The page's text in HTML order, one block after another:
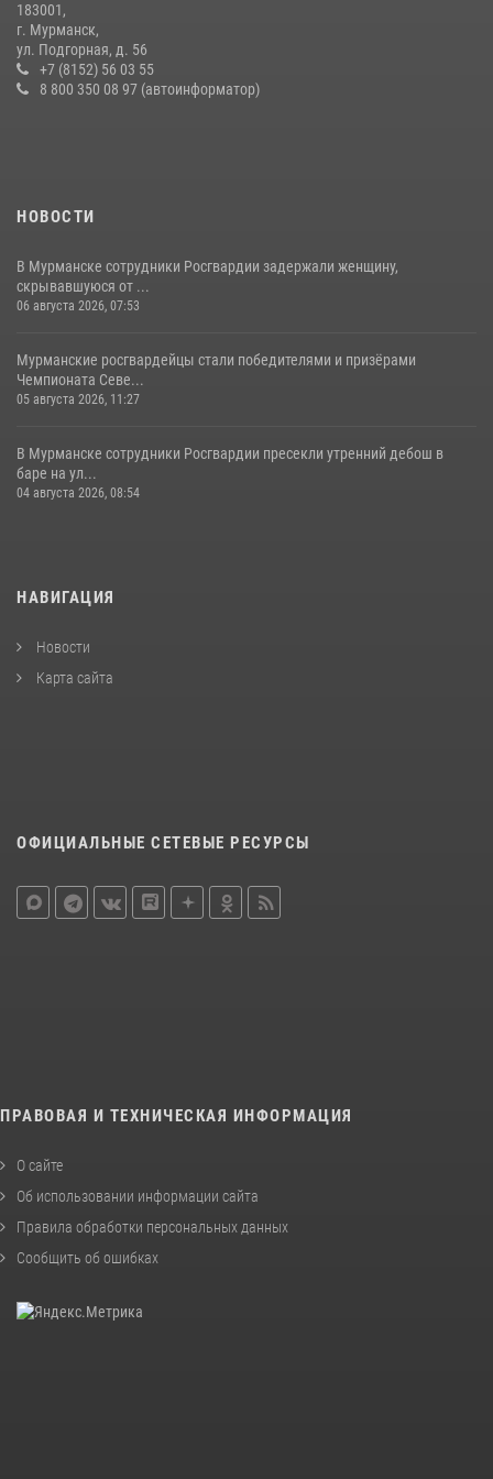
Первый Мурманский терминал» передал Управлению Росгвардии
по Мурманской области новый автомобиль для несения службы
21 июля 2026, 08:15
183001,
г. Мурманск,
ул. Подгорная, д. 56
+7 (8152) 56 03 55
8 800 350 08 97 (автоинформатор)
НОВОСТИ
В Мурманске сотрудники Росгвардии задержали женщину,
скрывавшуюся от ...
06 августа 2026, 07:53
Мурманские росгвардейцы стали победителями и призёрами
Чемпионата Севе...
05 августа 2026, 11:27
В Мурманске сотрудники Росгвардии пресекли утренний дебош в
баре на ул...
04 августа 2026, 08:54
НАВИГАЦИЯ
Новости
Карта сайта
ОФИЦИАЛЬНЫЕ СЕТЕВЫЕ РЕСУРСЫ
ПРАВОВАЯ И ТЕХНИЧЕСКАЯ ИНФОРМАЦИЯ
О сайте
Об использовании информации сайта
Правила обработки персональных данных
Сообщить об ошибках